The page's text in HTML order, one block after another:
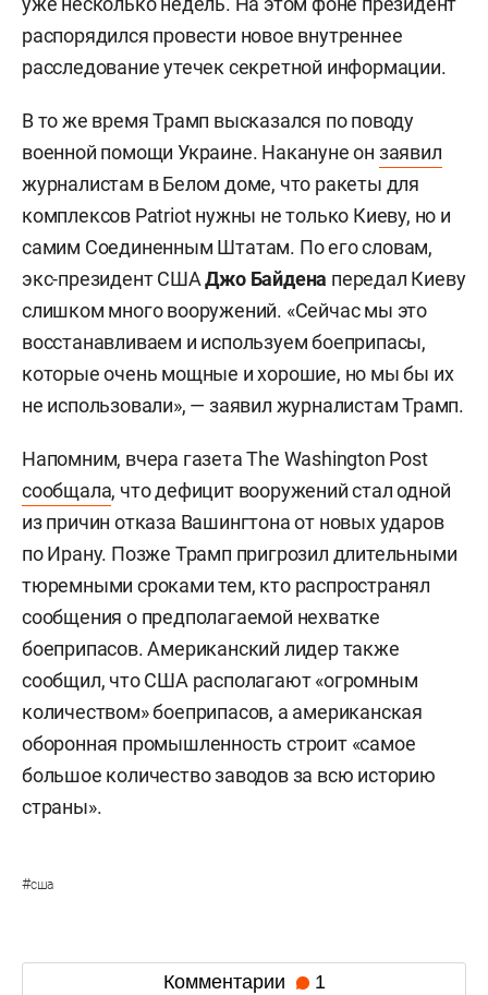
распорядился провести новое внутреннее
расследование утечек секретной информации.
В то же время Трамп высказался по поводу
военной помощи Украине. Накануне он заявил
журналистам в Белом доме, что ракеты для
комплексов Patriot нужны не только Киеву, но и
самим Соединенным Штатам. По его словам,
экс-президент СШАДжо Байдена передал Киеву
слишком много вооружений. «Сейчас мы это
восстанавливаем и используем боеприпасы,
которые очень мощные и хорошие, но мы бы их
не использовали», — заявил журналистам Трамп.
Напомним, вчера газета The Washington Post
сообщала, что дефицит вооружений стал одной
из причин отказа Вашингтона от новых ударов
по Ирану. Позже Трамп пригрозил длительными
тюремными сроками тем, кто распространял
сообщения о предполагаемой нехватке
боеприпасов. Американский лидер также
сообщил, что США располагают «огромным
количеством» боеприпасов, а американская
оборонная промышленность строит «самое
большое количество заводов за всю историю
страны».
#сша
Комментарии 1